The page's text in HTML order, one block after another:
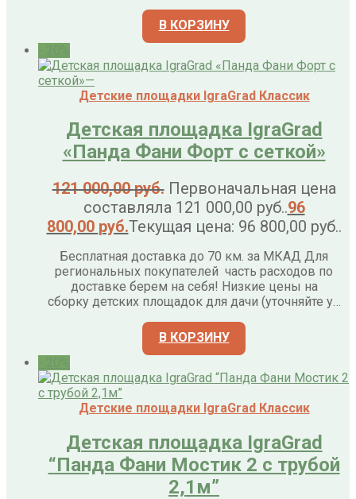
В КОРЗИНУ
Детские площадки IgraGrad Классик
Детская площадка IgraGrad
«Панда Фани Форт с сеткой»
121 000,00руб. Первоначальная цена
составляла 121 000,00 руб..96
800,00 руб.Текущая цена: 96 800,00 руб..
Бесплатная доставка до 70 км. за МКАД Для
региональных покупателей часть расходов по
доставке берем на себя! Низкие цены на
сборку детских площадок для дачи (уточняйте у…
В КОРЗИНУ
Детские площадки IgraGrad Классик
Детская площадка IgraGrad
“Панда Фани Мостик 2 с трубой
2,1м”